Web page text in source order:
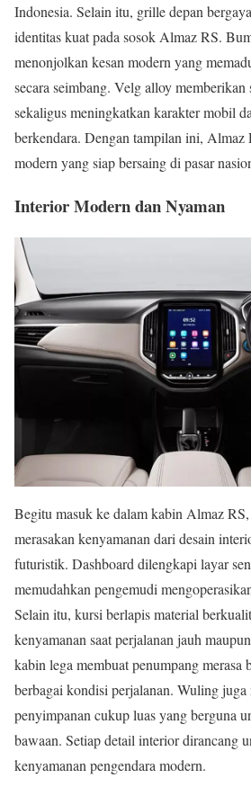
Indonesia. Selain itu, grille depan
identitas kuat pada sosok Almaz RS.
menonjolkan kesan modern yang
secara seimbang. Velg alloy memberikan
sekaligus meningkatkan karakter mobil
berkendara. Dengan tampilan ini, Almaz
modern yang siap bersaing di pasar
Interior Modern dan Nyaman
Begitu masuk ke dalam kabin Almaz
merasakan kenyamanan dari desain
futuristik. Dashboard dilengkapi layar
memudahkan pengemudi
Selain itu, kursi berlapis material
kenyamanan saat perjalanan jauh
kabin lega membuat penumpang merasa
berbagai kondisi perjalanan. Wuling
penyimpanan cukup luas yang berguna
bawaan. Setiap detail interior dirancang
kenyamanan pengendara modern.